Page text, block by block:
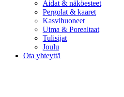
Aidat & näköesteet
Pergolat & kaaret
Kasvihuoneet
Uima & Porealtaat
Tulisijat
Joulu
Ota yhteyttä